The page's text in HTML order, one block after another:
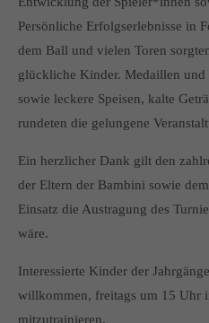
Lorem ipsum dolor sit amet,
Aenean commodo ligula eget
nascetur ridiculus mus. Donec
Persönliche Erfolgserlebnisse in
dem Ball und vielen Toren
glückliche Kinder. Medaillen
sowie leckere Speisen, kalte
rundeten die gelungene
Ein herzlicher Dank gilt den
der Eltern der Bambini sowie
Einsatz die Austragung des
wäre.
Interessierte Kinder der
willkommen, freitags um 15 Uhr
mitzutrainieren.